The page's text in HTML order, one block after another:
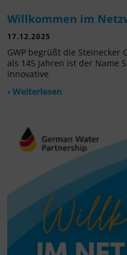
Willkommen im
17.12.2025
GWP begrüßt die Steinecker
als 145 Jahren ist der Name
innovative
› Weiterlesen